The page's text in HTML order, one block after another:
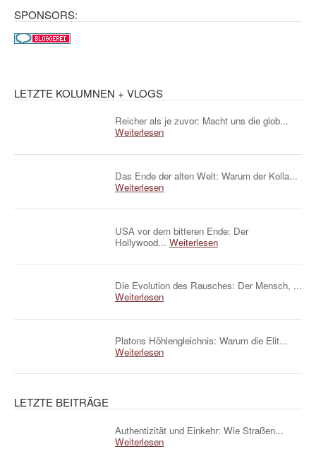
SPONSORS:
LETZTE KOLUMNEN + VLOGS
Reicher als je zuvor: Macht uns die glob...
Weiterlesen
Das Ende der alten Welt: Warum der Kolla...
Weiterlesen
USA vor dem bitteren Ende: Der
Hollywood... Weiterlesen
Die Evolution des Rausches: Der Mensch, ...
Weiterlesen
Platons Höhlengleichnis: Warum die Elit...
Weiterlesen
LETZTE BEITRÄGE
Authentizität und Einkehr: Wie Straßen...
Weiterlesen